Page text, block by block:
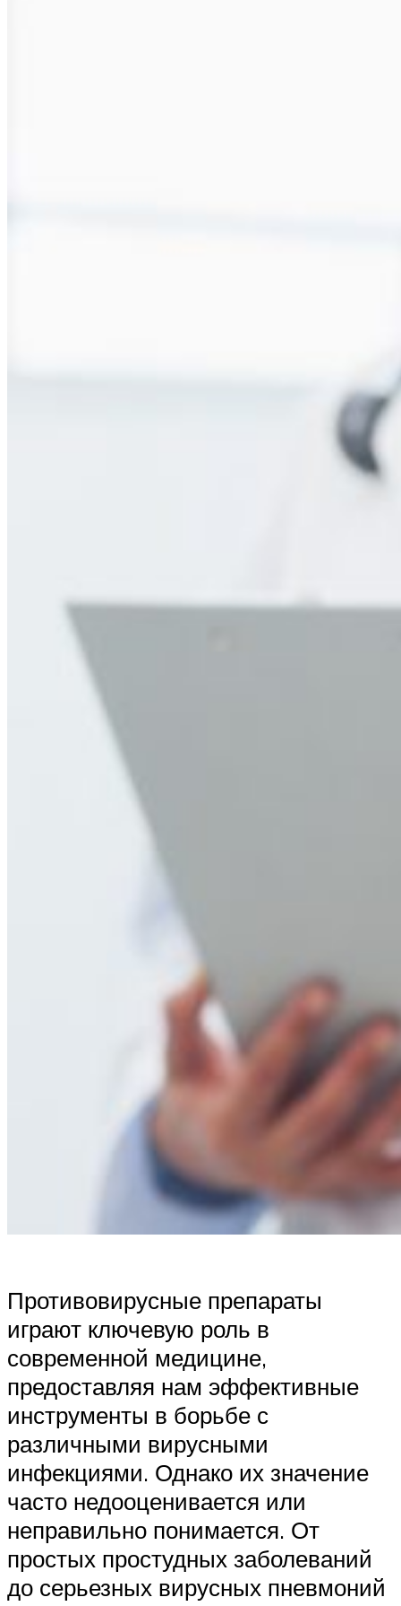
Противовирусные препараты
играют ключевую роль в
современной медицине,
предоставляя нам эффективные
инструменты в борьбе с
различными вирусными
инфекциями. Однако их значение
часто недооценивается или
неправильно понимается. От
простых простудных заболеваний
до серьезных вирусных пневмоний